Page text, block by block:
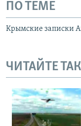
ПО ТЕМЕ
Крымские записки
ЧИТАЙТЕ